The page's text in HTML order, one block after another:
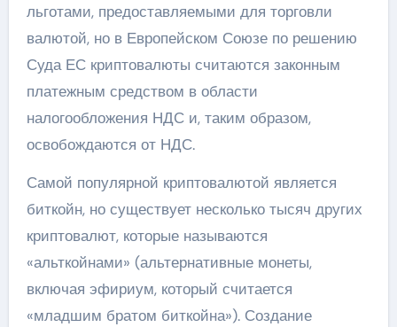
льготами, предоставляемыми для торговли
валютой, но в Европейском Союзе по решению
Суда ЕС криптовалюты считаются законным
платежным средством в области
налогообложения НДС и, таким образом,
освобождаются от НДС.
Самой популярной криптовалютой является
биткойн, но существует несколько тысяч других
криптовалют, которые называются
«альткойнами» (альтернативные монеты,
включая эфириум, который считается
«младшим братом биткойна»). Создание